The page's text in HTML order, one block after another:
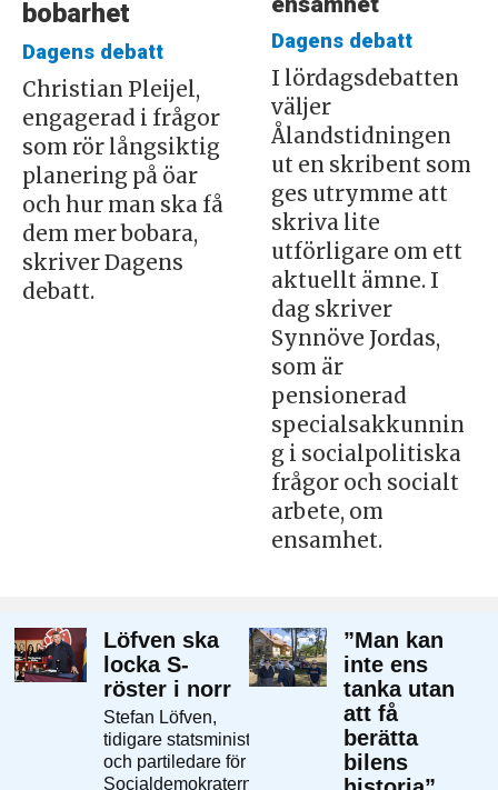
bobarhet
Dagens debatt
Christian Pleijel,
engagerad i frågor
som rör långsiktig
planering på öar
och hur man ska få
dem mer bobara,
skriver Dagens
debatt.
Dagens debatt
I lördagsdebatten
väljer
Ålandstidningen
ut en skribent som
ges utrymme att
skriva lite
utförligare om ett
aktuellt ämne. I
dag skriver
Synnöve Jordas,
som är
pensionerad
specialsakkunnin
g i socialpolitiska
frågor och socialt
arbete, om
ensamhet.